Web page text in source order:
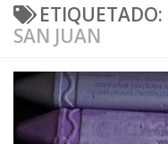
ETIQUETADO:
SAN JUAN